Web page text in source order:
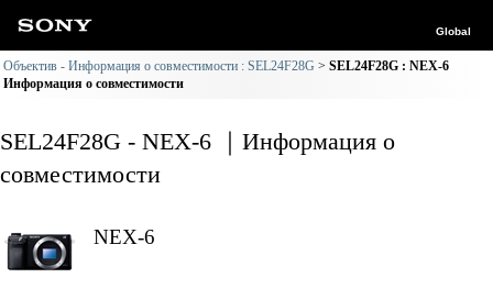
Global
Объектив - Информация о совместимости : SEL24F28G
SEL24F28G : NEX-6
Информация о совместимости
SEL24F28G - NEX-6 ｜Информация о
совместимости
NEX-6